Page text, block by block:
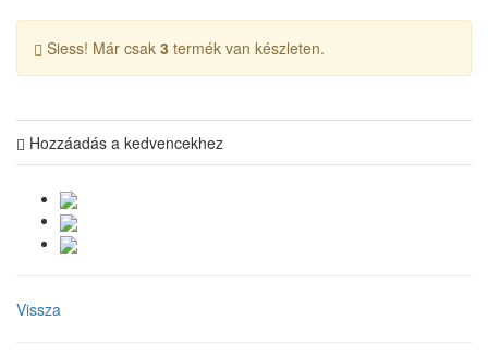
Siess! Már csak 3 termék van készleten.
Hozzáadás a kedvencekhez
Vissza